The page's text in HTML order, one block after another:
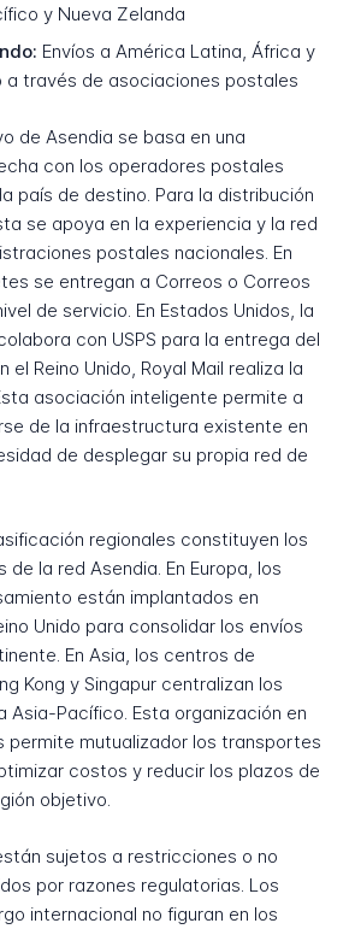
y Nueva Zelanda
Envíos a América Latina, África y
a través de asociaciones postales
de Asendia se basa en una
con los operadores postales
país de destino. Para la distribución
se apoya en la experiencia y la red
postales nacionales. En
se entregan a Correos o Correos
de servicio. En Estados Unidos, la
con USPS para la entrega del
el Reino Unido, Royal Mail realiza la
asociación inteligente permite a
de la infraestructura existente en
de desplegar su propia red de
regionales constituyen los
de la red Asendia. En Europa, los
están implantados en
Unido para consolidar los envíos
En Asia, los centros de
Kong y Singapur centralizan los
Asia-Pacífico. Esta organización en
permite mutualizador los transportes
costos y reducir los plazos de
objetivo.
sujetos a restricciones o no
por razones regulatorias. Los
internacional no figuran en los